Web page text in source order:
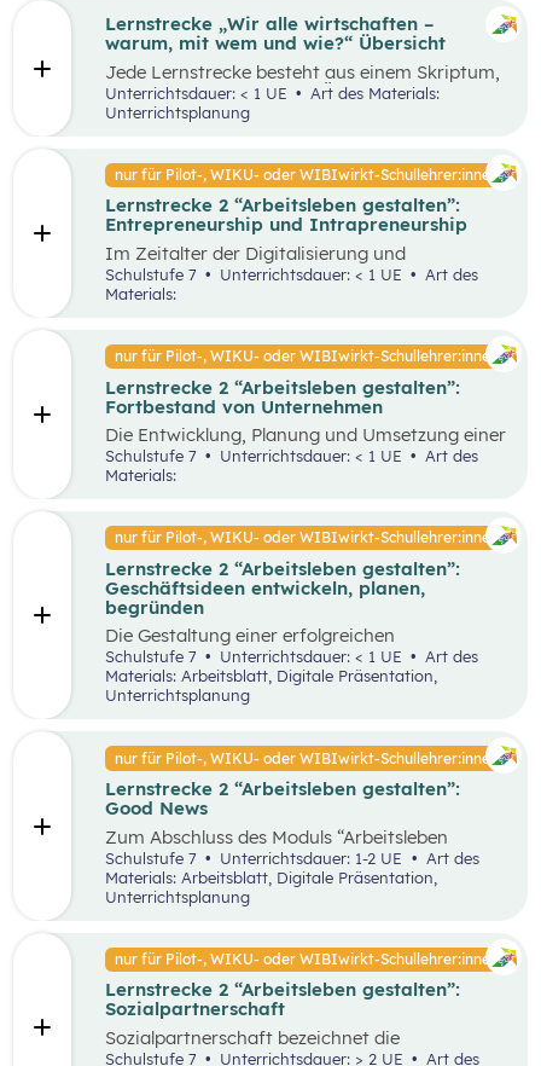
Lernstrecke „Wir alle wirtschaften –
warum, mit wem und wie?“ Übersicht
Jede Lernstrecke besteht aus einem Skriptum,
welches dazu dient einen Überblick über die
jeweilige Lernstrecke zu erhalten. Mit
dem eigenen Unterrichtsgegenstand
Wissen und entwickeln Fähigkeiten,
Einstellungen und Verhaltensbereitschaften, die
sie in ökonomisch geprägten Lebenssituationen
benötigen. Diese sollen ihnen dabei helfen,
ökonomische Herausforderungen, Aufgaben
und Problemstellungen erkennen, analysieren,
beurteilen und erfolgreich bewältigen zu
können.
Unterrichtsdauer: < 1 UE
Unterrichtsplanung
nur für Pilot-, WIKU- oder WIBIwirkt-Schullehrer:innen
Lernstrecke 2 “Arbeitsleben gestalten”:
Entrepreneurship und Intrapreneurship
Im Zeitalter der Digitalisierung und
Globalisierung sowie der dynamischen
Wirtschaft ist es von großer Bedeutung,
organisatorischer Ebene. Um als Unternehmen
am Markt überleben und erfolgreich zu sein,
benötigt es Entrepreneur:innen und
Intrapreneur:innen, die über bestimmte
Eigenschaften verfügen. Diese spielen eine
große Rolle in unserer Gesellschaft, indem sie
Arbeitsplätze schaffen, Innovationen
voranbringen und das wirtschaftliche
widmet sich insbesondere den Eigenschaften
von Entrepreneur:innen und
Intrapreneur:innen.
Schulstufe 7 Unterrichtsdauer: < 1 UE
Materials:
nur für Pilot-, WIKU- oder WIBIwirkt-Schullehrer:innen
Lernstrecke 2 “Arbeitsleben gestalten”:
Fortbestand von Unternehmen
Die Entwicklung, Planung und Umsetzung einer
guten Geschäftsidee ist lediglich der Anfang
eines erfolgreichen Unternehmens. Die
Faktoren ab. Demzufolge wird in diesem
Unterrichtsszenario auf entscheidende
Kriterien für das langfristige Bestehen von
Unternehmen näher eingegangen.
Schulstufe 7 Unterrichtsdauer: < 1 UE
Materials:
nur für Pilot-, WIKU- oder WIBIwirkt-Schullehrer:innen
Lernstrecke 2 “Arbeitsleben gestalten”:
Geschäftsideen entwickeln, planen,
begründen
Die Gestaltung einer erfolgreichen
Geschäftsidee ist der erste Schritt in die
Selbstständigkeit und die Basis für ein
erfolgreiches Unternehmen. In diesem
erfolgreiches Unternehmen analysiert. Des
Weiteren wird auf die Motive für die Gründung
von Unternehmen näher eingegangen.
Schulstufe 7 Unterrichtsdauer: < 1 UE
Art des
Materials: Arbeitsblatt, Digitale Präsentation,
Unterrichtsplanung
nur für Pilot-, WIKU- oder WIBIwirkt-Schullehrer:innen
Lernstrecke 2 “Arbeitsleben gestalten”:
Good News
Zum Abschluss des Moduls “Arbeitsleben
gestalten” ist es wichtig, dass die Schüler:innen
sich mit positiven Nachrichten und Beispielen
auseinandersetzen, um nicht von den
Herausforderungen der Arbeitswelt überwältigt
sollen die Schüler:innen nochmals den Bereich
Entrepreneurship anhand einer sehr
erfolgreichen Unternehmensgründung (Zotter)
erarbeiten. Dies soll dabei helfen, dass komplexe
Thema für die Schüler:innen stärker zu
vertiefen.
Schulstufe 7 Unterrichtsdauer: 1-2 UE
Materials: Arbeitsblatt, Digitale Präsentation,
Unterrichtsplanung
nur für Pilot-, WIKU- oder WIBIwirkt-Schullehrer:innen
Lernstrecke 2 “Arbeitsleben gestalten”:
Sozialpartnerschaft
Sozialpartnerschaft bezeichnet die
Zusammenarbeit zwischen Arbeitgeber:innen
Schulstufe 7 Unterrichtsdauer: > 2 UE